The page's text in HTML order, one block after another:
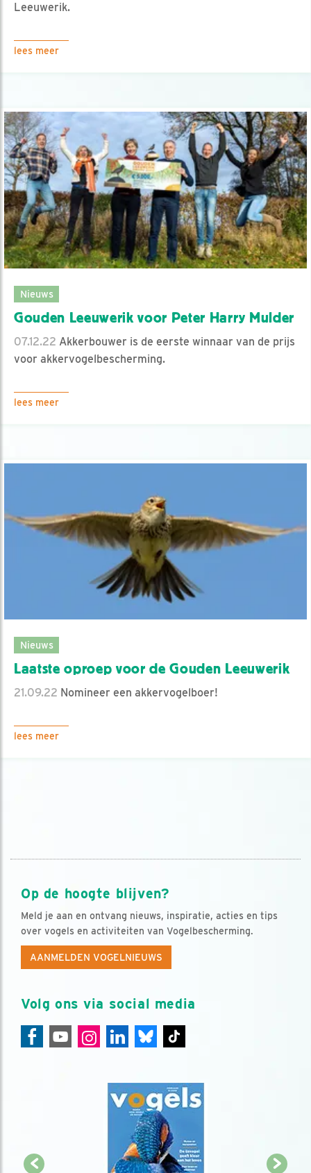
Leeuwerik.
lees meer
Nieuws
Gouden Leeuwerik voor Peter Harry Mulder
07.12.22 Akkerbouwer is de eerste winnaar van de prijs
voor akkervogelbescherming.
lees meer
Nieuws
Laatste oproep voor de Gouden Leeuwerik
21.09.22 Nomineer een akkervogelboer!
lees meer
Op de hoogte blijven?
Meld je aan en ontvang nieuws, inspiratie, acties en tips
over vogels en activiteiten van Vogelbescherming.
AANMELDEN VOGELNIEUWS
Volg ons via social media